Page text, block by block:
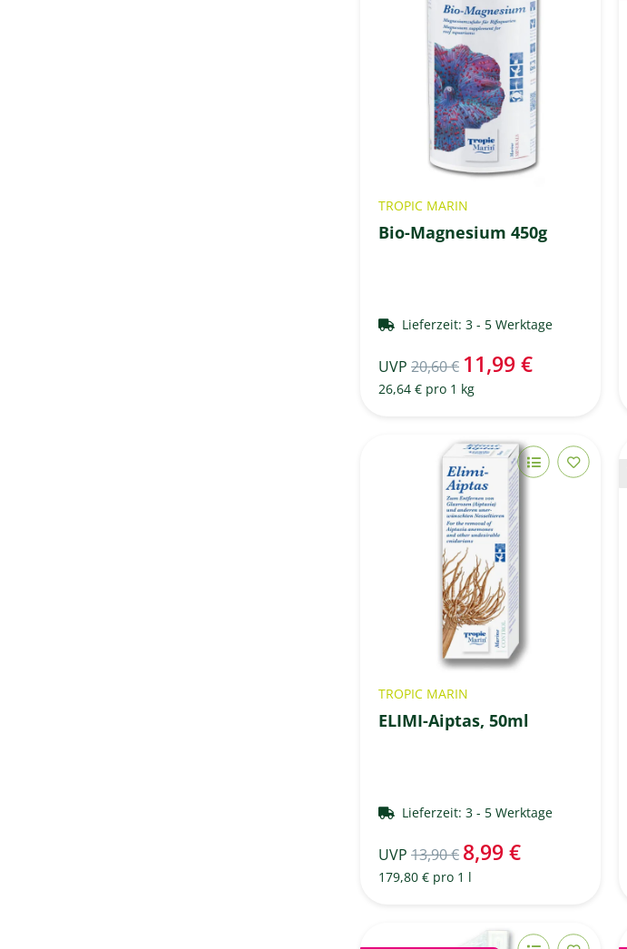
TROPIC MARIN
Bio-Magnesium 450g
Lieferzeit: 3 - 5 Werktage
UVP 20,60 € 11,99 €
26,64 € pro 1 kg
TROPIC MARIN
ELIMI-Aiptas, 50ml
Lieferzeit: 3 - 5 Werktage
UVP 13,90 € 8,99 €
179,80 € pro 1 l